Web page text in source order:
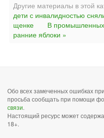
Другие материалы в этой
дети с инвалидностью
щенке
В промышленных
ранние яблоки »
Обо всех замеченных ошибках
просьба сообщать при помощи
связи.
Настоящий ресурс может
18+.